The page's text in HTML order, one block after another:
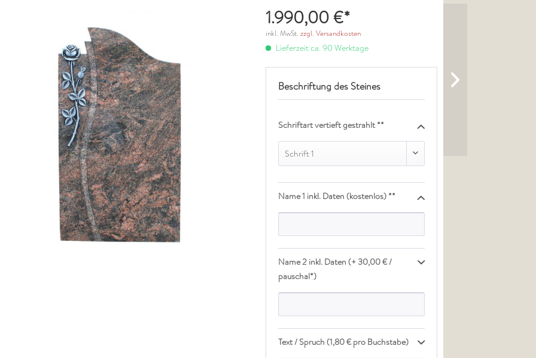
1.990,00 €*
inkl. MwSt.zzgl. Versandkosten
Lieferzeit ca. 90 Werktage
Beschriftung des Steines
Schriftart vertieft gestrahlt **
Schrift 1
Name 1 inkl. Daten (kostenlos) **
Name 2 inkl. Daten (+ 30,00 € /
pauschal*)
Text / Spruch (1,80 € pro Buchstabe)